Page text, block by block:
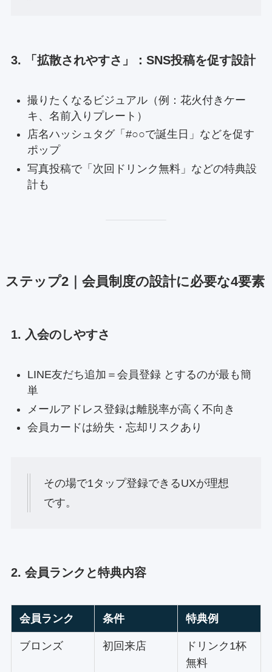
3. 「拡散されやすさ」：SNS投稿を促す設計
撮りたくなるビジュアル（例：花火付きケー
キ、名前入りプレート）
店名ハッシュタグ「#○○で誕生日」などを促す
ポップ
写真投稿で「次回ドリンク無料」などの特典設
計も
ステップ2｜会員制度の設計に必要な4要素
1. 入会のしやすさ
LINE友だち追加＝会員登録 とするのが最も簡
単
メールアドレス登録は離脱率が高く不向き
会員カードは紛失・忘却リスクあり
その場で1タップ登録できるUXが理想
です。
2. 会員ランクと特典内容
会員ランク 条件 特典例
ブロンズ 初回来店
ドリンク1杯
無料